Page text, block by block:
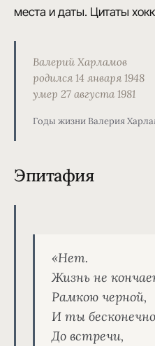
места и даты. Цитаты
Валерий Харламов
родился 14 января 1948
умер 27 августа 1981
Годы жизни Валерия
Эпитафия
«Нет.
Жизнь не
Рамкою черной,
И ты
До встречи,